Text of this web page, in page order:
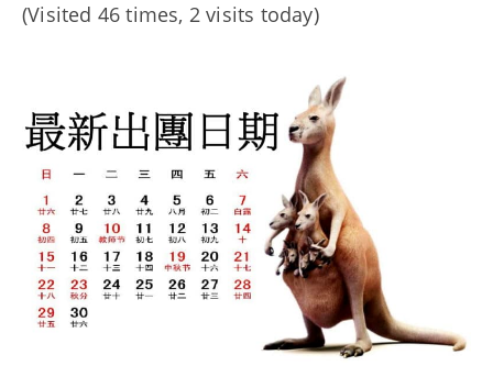
(Visited 46 times, 2 visits today)